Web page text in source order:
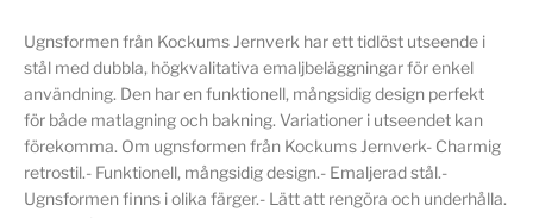
Ugnsformen från Kockums Jernverk har ett tidlöst utseende i
stål med dubbla, högkvalitativa emaljbeläggningar för enkel
användning. Den har en funktionell, mångsidig design perfekt
för både matlagning och bakning. Variationer i utseendet kan
förekomma. Om ugnsformen från Kockums Jernverk- Charmig
retrostil.- Funktionell, mångsidig design.- Emaljerad stål.-
Ugnsformen finns i olika färger.- Lätt att rengöra och underhålla.